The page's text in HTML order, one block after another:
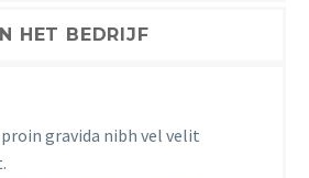
HET BEDRIJF
gravida nibh vel velit